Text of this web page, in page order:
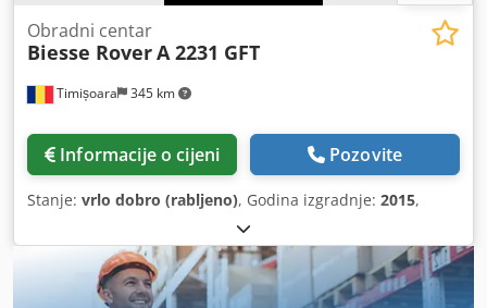
Timișoara 345 km
Obradni centar
Biesse RoverA 2231 GFT
Informacije o cijeni Pozovite
Stanje: vrlo dobro (rabljeno), Godina izgradnje: 2015,